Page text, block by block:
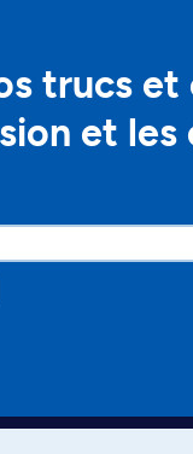
trucs et
et